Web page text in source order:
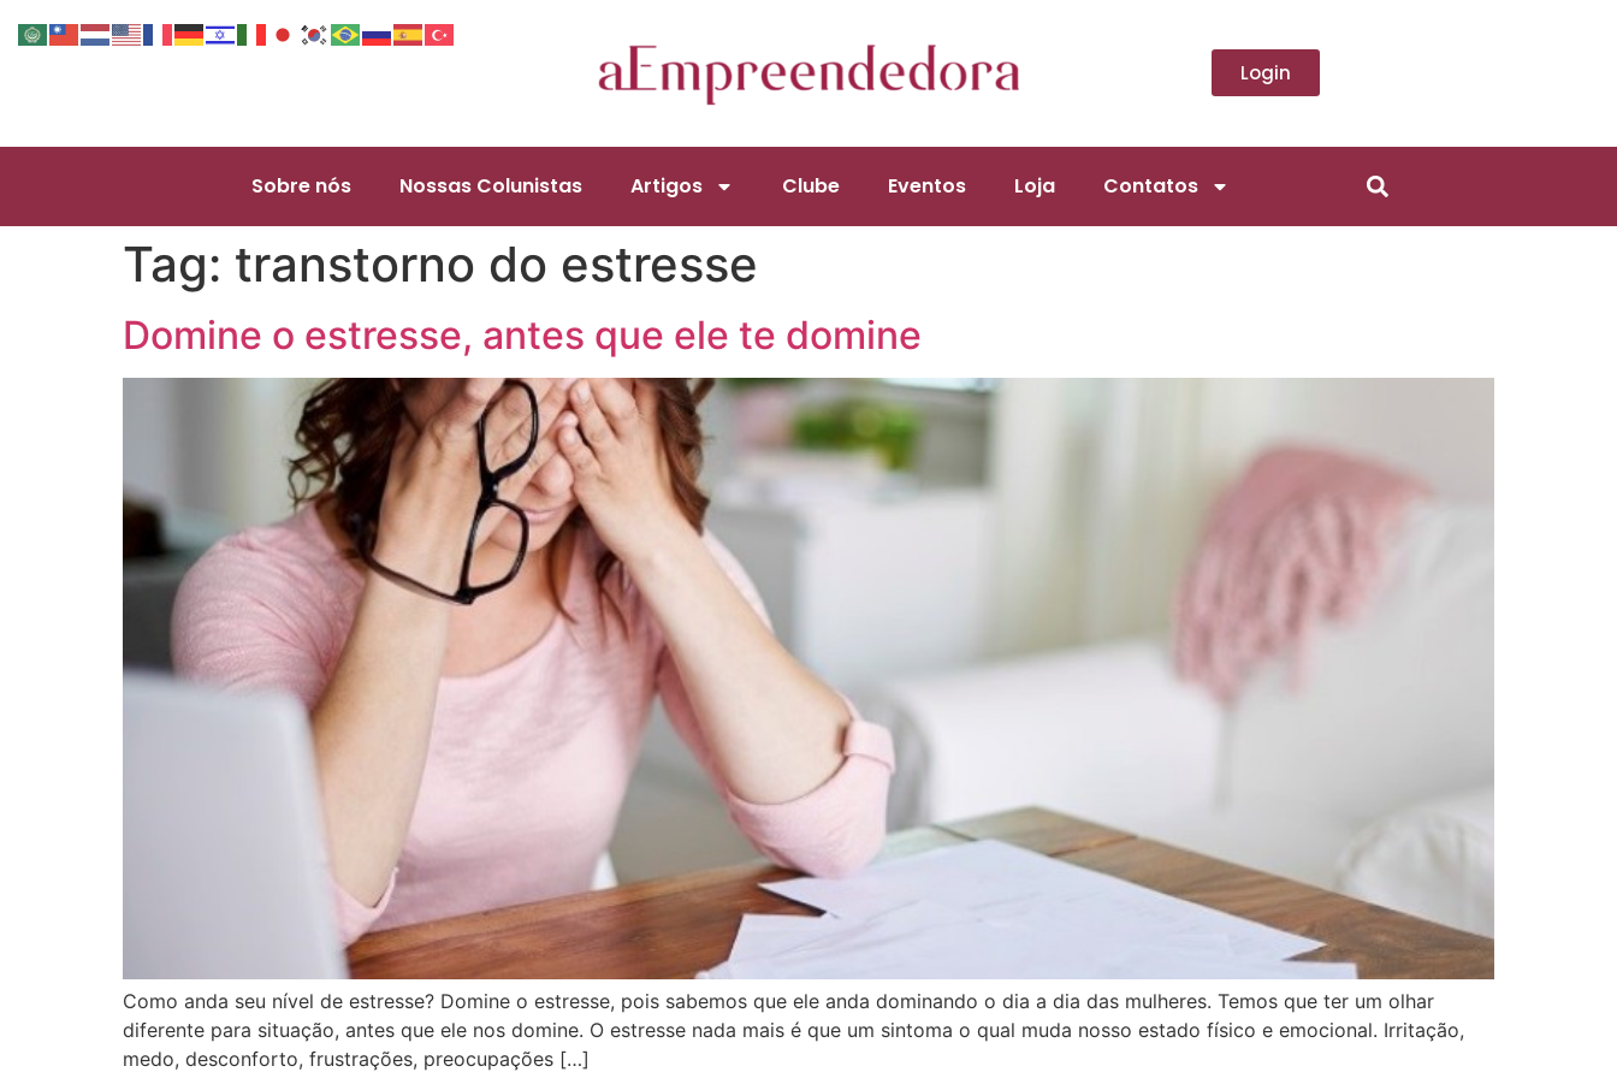
Login
Sobre nós Nossas Colunistas Artigos Clube Eventos Loja Contatos
Tag: transtorno do estresse
Domine o estresse, antes que ele te domine
Como anda seu nível de estresse? Domine o estresse, pois sabemos que ele anda dominando o dia a dia das mulheres. Temos que ter um olhar
diferente para situação, antes que ele nos domine. O estresse nada mais é que um sintoma o qual muda nosso estado físico e emocional. Irritação,
medo, desconforto, frustrações, preocupações […]